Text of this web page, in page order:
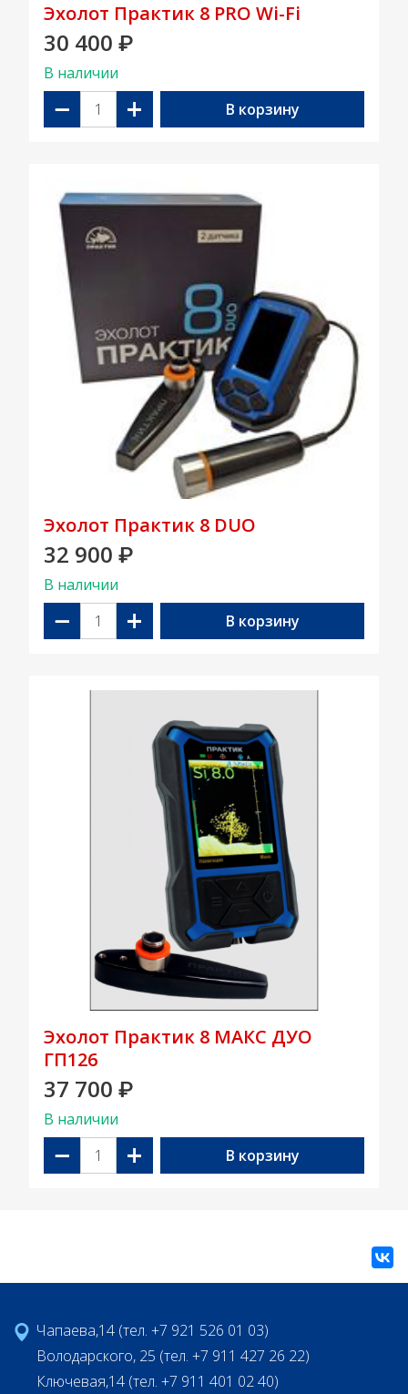
Эхолот Практик 8 PRO Wi-Fi
30 400 ₽
В наличии
− + В корзину
Эхолот Практик 8 DUO
32 900 ₽
В наличии
− + В корзину
Эхолот Практик 8 МАКС ДУО
ГП126
37 700 ₽
В наличии
− + В корзину
Чапаева,14 (тел. +7 921 526 01 03)
Володарского, 25 (тел. +7 911 427 26 22)
Ключевая,14 (тел. +7 911 401 02 40)